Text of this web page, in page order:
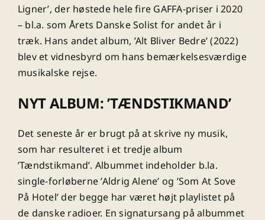
Ligner’, der høstede hele fire GAFFA-priser i 2020
– bl.a. som Årets Danske Solist for andet år i
træk. Hans andet album, ’Alt Bliver Bedre’ (2022)
blev et vidnesbyrd om hans bemærkelsesværdige
musikalske rejse.
NYT ALBUM: ’TÆNDSTIKMAND’
Det seneste år er brugt på at skrive ny musik,
som har resulteret i et tredje album
’Tændstikmand’. Albummet indeholder b.la.
single-forløberne ’Aldrig Alene’ og ’Som At Sove
På Hotel’ der begge har været højt playlistet på
de danske radioer. En signatursang på albummet